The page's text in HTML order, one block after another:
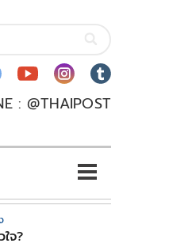
: @THAIPOST
จ?